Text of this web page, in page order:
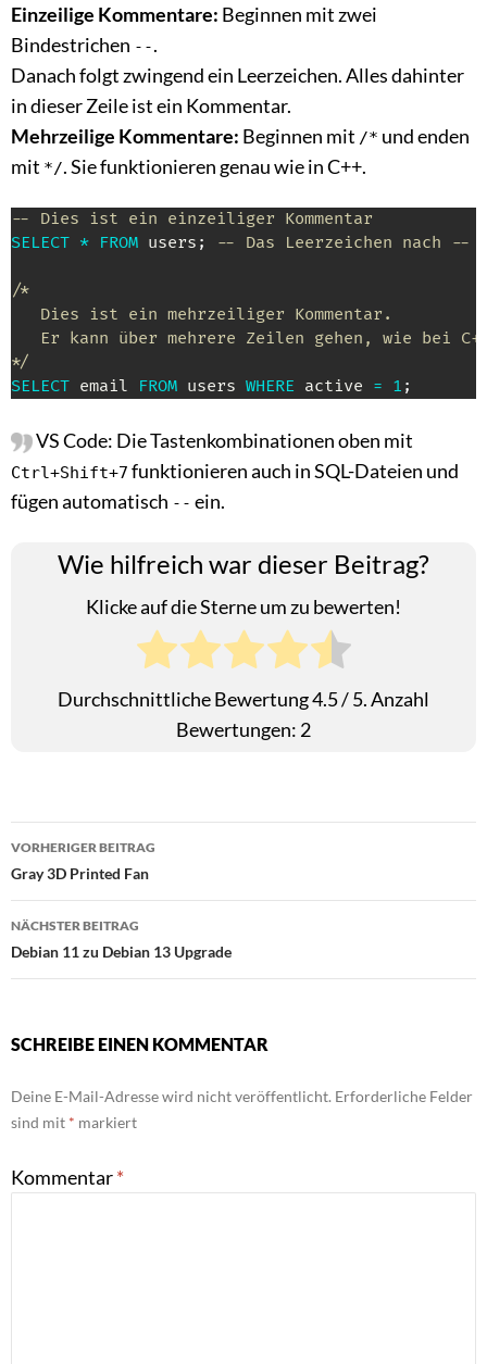
Einzeilige Kommentare: Beginnen mit zwei
Bindestrichen --.
Danach folgt zwingend ein Leerzeichen. Alles dahinter
in dieser Zeile ist ein Kommentar.
Mehrzeilige Kommentare: Beginnen mit /* und enden
mit */. Sie funktionieren genau wie in C++.
-- Dies ist ein einzeiliger Kommentar
SELECT * FROM users ; -- Das Leerzeichen nach
/*
   Dies ist ein mehrzeiliger Kommentar.
Er kann über mehrere Zeilen gehen, wie bei
*/
SELECT email FROM users WHERE active = 1 ;
VS Code: Die Tastenkombinationen oben mit
Ctrl+Shift+7 funktionieren auch in SQL-Dateien und
fügen automatisch -- ein.
Wie hilfreich war dieser Beitrag?
Klicke auf die Sterne um zu bewerten!
Durchschnittliche Bewertung4.5/ 5. Anzahl
Bewertungen: 2
Beitragsnavigation
VORHERIGER BEITRAG
Gray 3D Printed Fan
NÄCHSTER BEITRAG
Debian 11 zu Debian 13 Upgrade
SCHREIBE EINEN KOMMENTAR
Deine E-Mail-Adresse wird nicht veröffentlicht. Erforderliche Felder
sind mit * markiert
Kommentar*